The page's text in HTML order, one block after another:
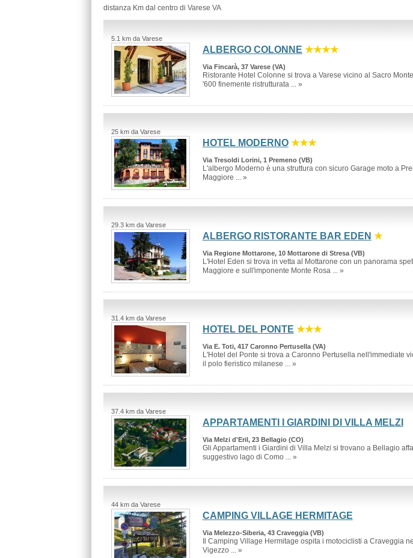
distanza Km dal centro di Varese VA
5.1 km da Varese
ALBERGO COLONNE ★★★★
Via Fincarà, 37 Varese (VA)
Ristorante Hotel Colonne si trova a Varese vicino al Sacro
'600 finemente ristrutturata ... »
25 km da Varese
HOTEL MODERNO ★★★
Via Tresoldi Lorini, 1 Premeno (VB)
L'albergo Moderno è una struttura con sicuro Garage moto a
Maggiore ... »
29.3 km da Varese
ALBERGO RISTORANTE BAR EDEN ★
Via Regione Mottarone, 10 Mottarone di Stresa (VB)
L'Hotel Eden si trova in vetta al Mottarone con un panorama
Maggiore e sull'imponente Monte Rosa ... »
31.4 km da Varese
HOTEL DEL PONTE ★★★
Via E. Toti, 417 Caronno Pertusella (VA)
L'Hotel del Ponte si trova a Caronno Pertusella nell'immediate
il polo fieristico milanese ... »
37.4 km da Varese
APPARTAMENTI I GIARDINI DI VILLA MELZI
Via Melzi d'Eril, 23 Bellagio (CO)
Gli Appartamenti i Giardini di Villa Melzi si trovano a Bellagio
suggestivo lago di Como ... »
44 km da Varese
CAMPING VILLAGE HERMITAGE
Via Melezzo-Siberia, 43 Craveggia (VB)
Il Camping Village Hermitage ospita i motociclisti a Craveggia
Vigezzo ... »